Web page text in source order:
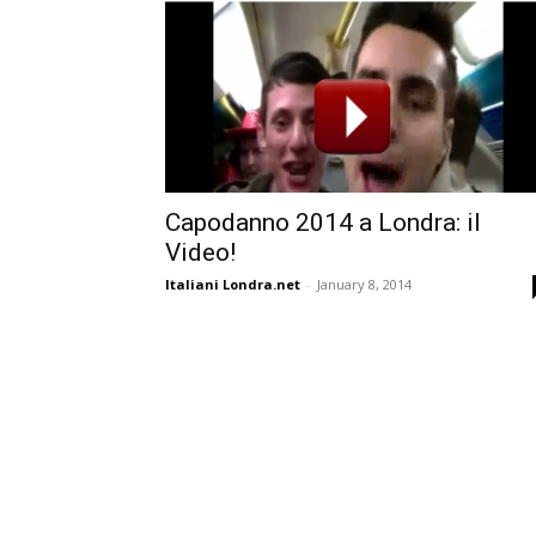
Capodanno 2014 a Londra: il
Video!
Italiani Londra.net - January 8, 2014